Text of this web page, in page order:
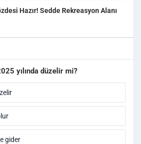
Hazır! Sedde Rekreasyon Alanı
yılında düzelir mi?
gider